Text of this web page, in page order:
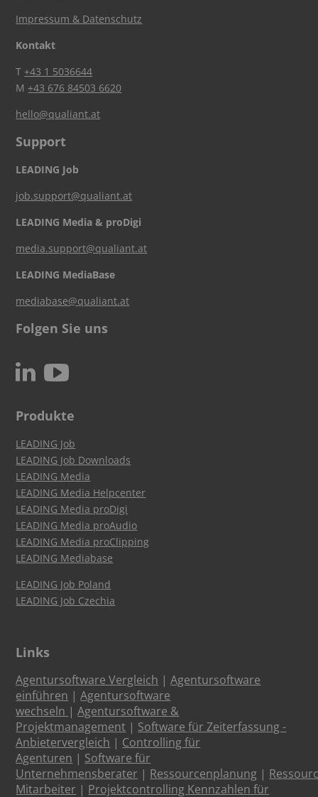
Impressum & Datenschutz
Kontakt
T+43 1 5036644
M+43 676 84503 6620
hello@qualiant.at
Support
LEADING Job
job.support@qualiant.at
LEADING Media & proDigi
media.support@qualiant.at
LEADING MediaBase
mediabase@qualiant.at
Folgen Sie uns
N c
Produkte
LEADING Job
LEADING Job Downloads
LEADING Media
LEADING Media Helpcenter
LEADING Media proDigi
LEADING Media proAudio
LEADING Media proClipping
LEADING Mediabase
LEADING Job Poland
LEADING Job Czechia
Links
Agentursoftware Vergleich |Agentursoftware
einführen |Agentursoftware
wechseln |Agentursoftware &
Projektmanagement | Software für Zeiterfassung -
Anbietervergleich | Controlling für
Agenturen | Software für
Unternehmensberater | Ressourcenplanung |
Mitarbeiter | Projektcontrolling Kennzahlen für